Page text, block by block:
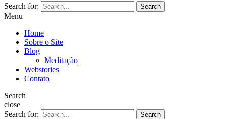
Search for: Search
Menu
Home
Sobre o Site
Blog
Meditação
Webstories
Contato
Search
close
Search for:
Search